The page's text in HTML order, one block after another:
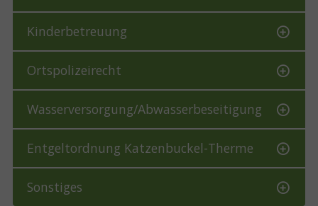
Kinderbetreuung
Ortspolizeirecht
Wasserversorgung/Abwasserbeseitigung
Entgeltordnung Katzenbuckel-Therme
Sonstiges